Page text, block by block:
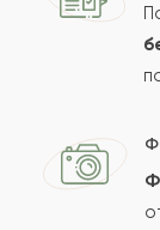
Отзыв